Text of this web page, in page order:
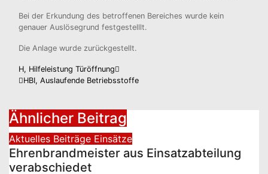
Bei der Erkundung des betroffenen Bereiches wurde kein
genauer Auslösegrund festgestelllt.
Die Anlage wurde zurückgestellt.
Beitragsnavigation
H, Hilfeleistung Türöffnung
HBI, Auslaufende Betriebsstoffe
Ähnlicher Beitrag
Aktuelles Beiträge Einsätze
Ehrenbrandmeister aus Einsatzabteilung
verabschiedet